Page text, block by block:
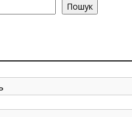
Пошук